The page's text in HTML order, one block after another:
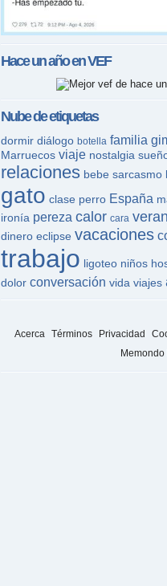
Hace un año enVEF
Nube de etiquetas
dormir diálogo botella familia
Marruecos viaje nostalgia
relaciones bebe sarcasmo
gato clase perro España
ironía pereza calor cara
dinero eclipse vacaciones
trabajo ligoteo niños
dolor conversación vida viajes
Acerca Términos Privacidad